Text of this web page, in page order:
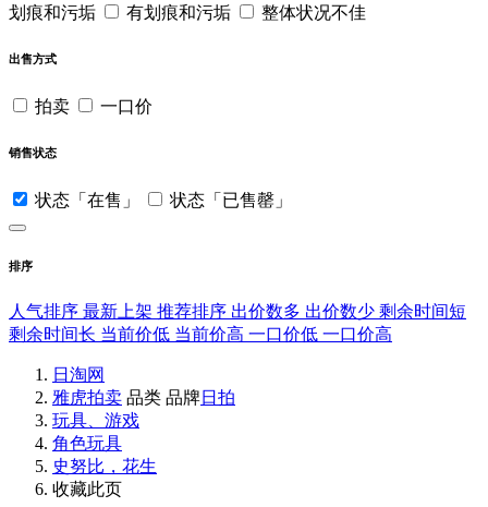
划痕和污垢
有划痕和污垢 整体状况不佳
出售方式
拍卖 一口价
销售状态
状态「在售」 状态「已售罄」
排序
人气排序 最新上架 推荐排序 出价数多 出价数少 剩余时间短
剩余时间长 当前价低 当前价高 一口价低 一口价高
日淘网
雅虎拍卖 品类 品牌日拍
玩具、游戏
角色玩具
史努比，花生
收藏此页